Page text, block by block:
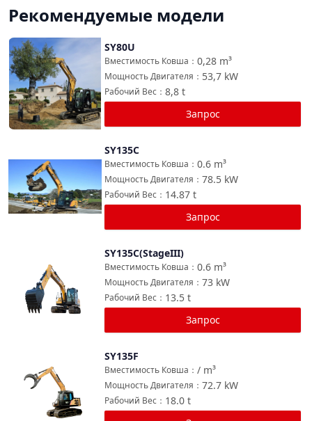
Рекомендуемые модели
Сравнить
SY80U
0,28 m³
Вместимость Ковша ：
53,7 kW
Мощность Двигателя ：
8,8 t
Рабочий Вес ：
Запрос
SY135C
0.6 m³
Вместимость Ковша ：
78.5 kW
Мощность Двигателя ：
14.87 t
Рабочий Вес ：
Запрос
SY135C(StageIII)
0.6 m³
Вместимость Ковша ：
73 kW
Мощность Двигателя ：
13.5 t
Рабочий Вес ：
Запрос
SY135F
/ m³
Вместимость Ковша ：
72.7 kW
Мощность Двигателя ：
18.0 t
Рабочий Вес ：